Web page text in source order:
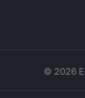
© 2026